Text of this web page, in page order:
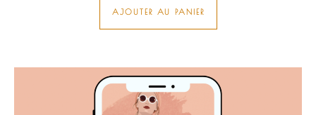
AJOUTER AU PANIER